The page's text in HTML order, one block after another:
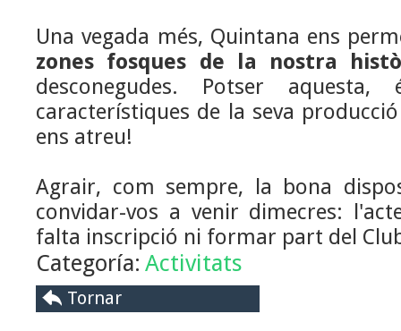
Una vegada més, Quintana ens
zones fosques de la nostra
desconegudes. Potser
característiques de la seva
ens atreu!
Agrair, com sempre, la bona
convidar-vos a venir dimecres:
falta inscripció ni formar part del
Categoría: Activitats
Tornar